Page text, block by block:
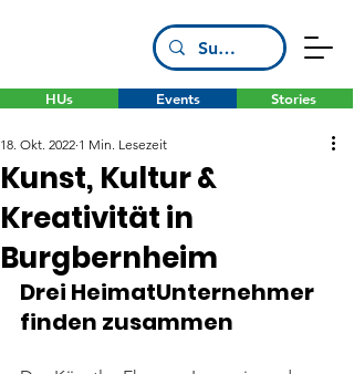
HUs Stories
Events
Kunst, Kultur &
Kreativität in
Burgbernheim
18. Okt. 2022 1 Min. Lesezeit
Drei HeimatUnternehmer
finden zusammen